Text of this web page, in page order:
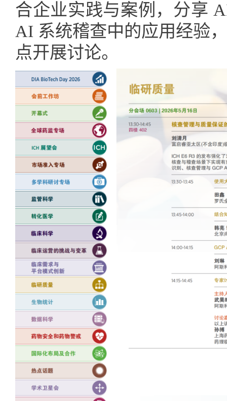
合企业实践与案例，分享
AI 系统稽查中的应用经验
点开展讨论。